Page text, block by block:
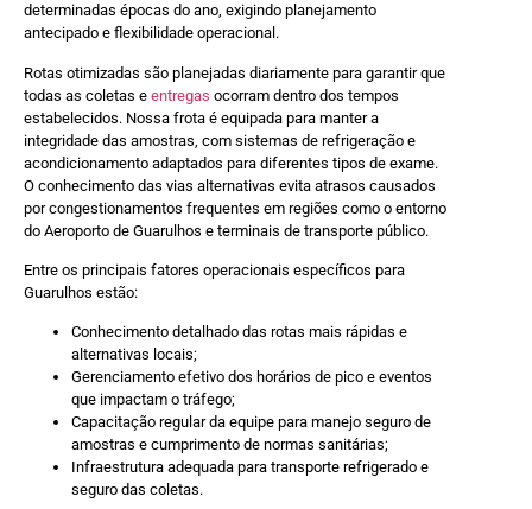
determinadas épocas do ano, exigindo planejamento
antecipado e flexibilidade operacional.
Rotas otimizadas são planejadas diariamente para garantir que
todas as coletas e entregas ocorram dentro dos tempos
estabelecidos. Nossa frota é equipada para manter a
integridade das amostras, com sistemas de refrigeração e
acondicionamento adaptados para diferentes tipos de exame.
O conhecimento das vias alternativas evita atrasos causados
por congestionamentos frequentes em regiões como o entorno
do Aeroporto de Guarulhos e terminais de transporte público.
Entre os principais fatores operacionais específicos para
Guarulhos estão:
Conhecimento detalhado das rotas mais rápidas e
alternativas locais;
Gerenciamento efetivo dos horários de pico e eventos
que impactam o tráfego;
Capacitação regular da equipe para manejo seguro de
amostras e cumprimento de normas sanitárias;
Infraestrutura adequada para transporte refrigerado e
seguro das coletas.